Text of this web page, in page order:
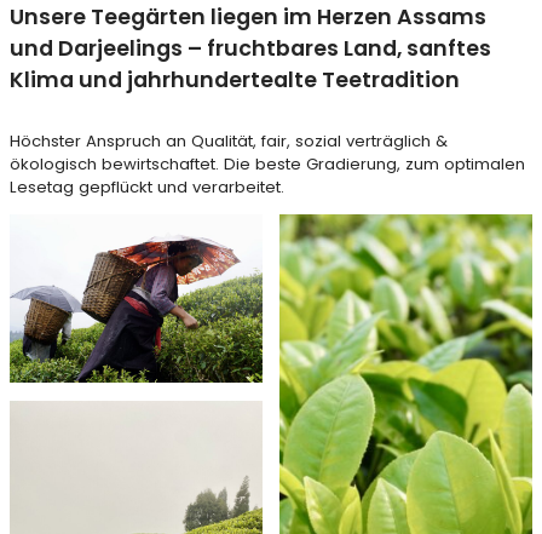
Unsere Teegärten liegen im Herzen Assams
und Darjeelings – fruchtbares Land, sanftes
Klima und jahrhundertealte Teetradition
Höchster Anspruch an Qualität, fair, sozial verträglich &
ökologisch bewirtschaftet. Die beste Gradierung, zum optimalen
Lesetag gepflückt und verarbeitet.